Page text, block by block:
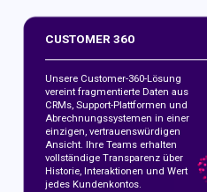
CUSTOMER 360
Unsere Customer-360-Lösung
vereint fragmentierte Daten aus
CRMs, Support-Plattformen und
Abrechnungssystemen in einer
einzigen, vertrauenswürdigen
Ansicht. Ihre Teams erhalten
vollständige Transparenz über
Historie, Interaktionen und Wert
jedes Kundenkontos.